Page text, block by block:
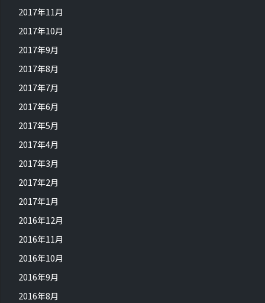
2017年11月
2017年10月
2017年9月
2017年8月
2017年7月
2017年6月
2017年5月
2017年4月
2017年3月
2017年2月
2017年1月
2016年12月
2016年11月
2016年10月
2016年9月
2016年8月